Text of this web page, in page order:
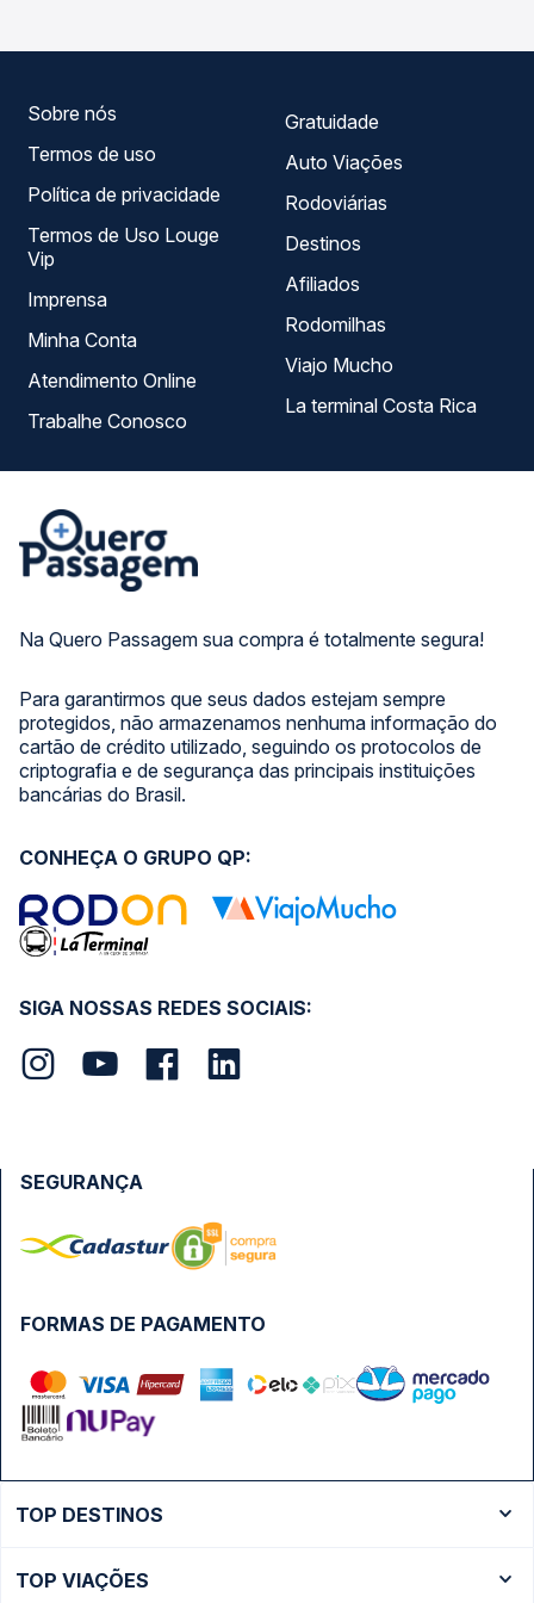
Na Quero Passagem sua compra é totalmente segura!
Para garantirmos que seus dados estejam sempre
protegidos, não armazenamos nenhuma informação do
cartão de crédito utilizado, seguindo os protocolos de
criptografia e de segurança das principais instituições
bancárias do Brasil.
Sobre nós
Termos de uso
Política de privacidade
Termos de Uso Louge
Vip
Imprensa
Minha Conta
Atendimento Online
Trabalhe Conosco
Gratuidade
Auto Viações
Rodoviárias
Destinos
Afiliados
Rodomilhas
Viajo Mucho
La terminal Costa Rica
SIGA NOSSAS REDES SOCIAIS:
CONHEÇA O GRUPO QP:
FORMAS DE PAGAMENTO
SEGURANÇA
TOP DESTINOS
Ônibus São Paulo
TOP VIAÇÕES